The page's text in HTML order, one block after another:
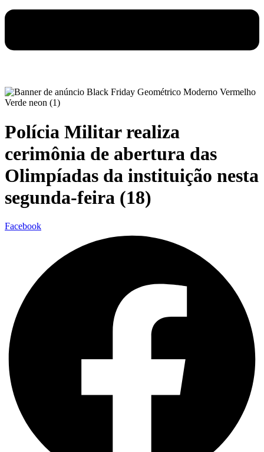
Polícia Militar realiza
cerimônia de abertura das
Olimpíadas da instituição nesta
segunda-feira (18)
Facebook